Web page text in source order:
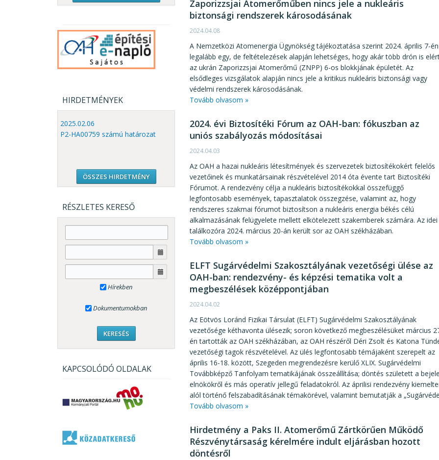
HIRDETMÉNYEK
2025.02.06
P2-HA00759 számú határozat
ÖSSZES HIRDETMÉNY
RÉSZLETES KERESŐ
Hírekben
Dokumentumokban
KAPCSOLÓDÓ OLDALAK
Zaporizzsjai Atomerőműben nincs jele a nukleáris
biztonsági rendszerek károsodásának
2024.04.08
A Nemzetközi Atomenergia Ügynökség tájékoztatása szerint 2024. április 7-én
legalább egy, de feltételezések alapján lehetséges, hogy akár több drón is
az ukrán Zaporizzsjai Atomerőmű (ZNPP) 6-os blokkjának épületét. Az
elsődleges vizsgálatok alapján nincs jele a kritikus nukleáris biztonsági vagy
védelmi rendszerek károsodásának.
Tovább olvasom »
2024. évi Biztosítéki Fórum az OAH-ban: fókuszban az
uniós szabályozás módosításai
2024.04.03
Az OAH a hazai nukleáris létesítmények és szervezetek biztosítékokért felelős
vezetőinek és munkatársainak részvételével 2014 óta évente tart Biztosítéki
Fórumot. A rendezvény célja a nukleáris biztosítékokkal összefüggő
legfontosabb események, tapasztalatok összegzése, valamint az, hogy
rendszeres szakmai fórumot biztosítson a nukleáris energia békés célú
alkalmazásának felügyelete mellett elkötelezett szakemberek számára. Az idei
találkozóra 2024. március 20-án került sor az OAH székházában.
Tovább olvasom »
ELFT Sugárvédelmi Szakosztályának vezetőségi ülése az
OAH-ban: rendezvény- és képzési tematika volt a
megbeszélések középpontjában
2024.04.02
Az Eötvös Loránd Fizikai Társulat (ELFT) Sugárvédelmi Szakosztályának
vezetősége kéthavonta ülésezik; soron következő megbeszélésüket március
én tartották az OAH székházában, az OAH részéről Déri Zsolt és Katona
vezetőségi tagok részvételével. Az ülés legfontosabb témájaként szerepelt az
április 16-18. között, Szegeden megrendezésre kerülő XLIX. Sugárvédelmi
Továbbképző Tanfolyam tematikájának összeállítása; döntés született a
elnökökről és más operatív jellegű feladatokról. Az áprilisi rendezvény
alól történő felszabadításának témakörével, valamint bemutatják a
Tovább olvasom »
Hirdetmény a Paks II. Atomerőmű Zártkörűen Működő
Részvénytársaság kérelmére indult eljárásban hozott
döntésről